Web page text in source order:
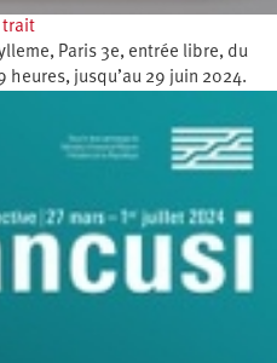
trait
Paris 3e, entrée libre, du
heures, jusqu’au 29 juin 2024.